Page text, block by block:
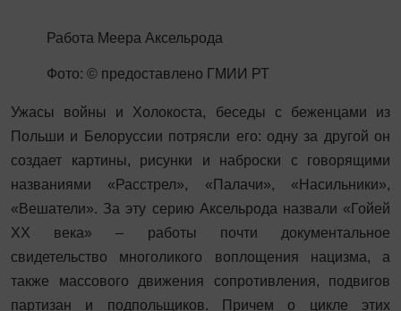
Работа Меера Аксельрода
Фото: © предоставлено ГМИИ РТ
Ужасы войны и Холокоста, беседы с беженцами из
Польши и Белоруссии потрясли его: одну за другой он
создает картины, рисунки и наброски с говорящими
названиями «Расстрел», «Палачи», «Насильники»,
«Вешатели». За эту серию Аксельрода назвали «Гойей
XX века» – работы почти документальное
свидетельство многоликого воплощения нацизма, а
также массового движения сопротивления, подвигов
партизан и подпольщиков. Причем о цикле этих